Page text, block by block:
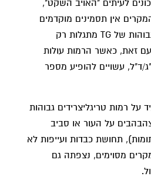
לעיתים "האויב השקט",
אין תסמינים מוקדמים
מובהקים. לרוב, רמות גבוהות של TG מתגלות רק
זאת, כאשר הרמות עולות
מעל 500 מ"ג/ד"ל, עשויים להופיע מספר
על רמות טריגליצרידים גבוהות
על העור או סביב
תחושת כבדות ועייפות לא
מסוימים, נצפתה גם